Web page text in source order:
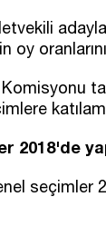
oy
2018'de
seçimler